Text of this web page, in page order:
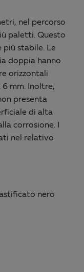
nel percorso
paletti. Questo
più stabile. Le
doppia hanno
orizzontali
mm. Inoltre,
presenta
di alta
corrosione. I
nel relativo
nero